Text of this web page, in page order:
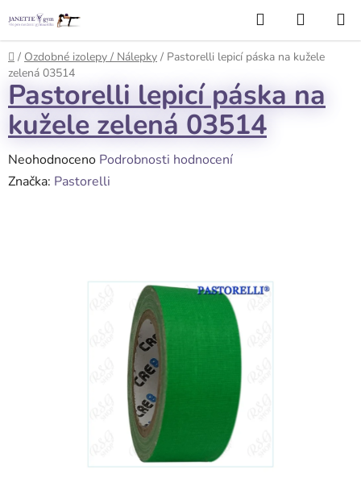
na
obsah
Hledat
KOŠÍK
Domů
/ Ozdobné izolepy / Nálepky / Pastorelli lepicí páska na kužele
zelená 03514
Pastorelli lepicí páska na
kužele zelená 03514
Průměrné
hodnocení
Neohodnoceno Podrobnosti hodnocení
Značka: Pastorelli